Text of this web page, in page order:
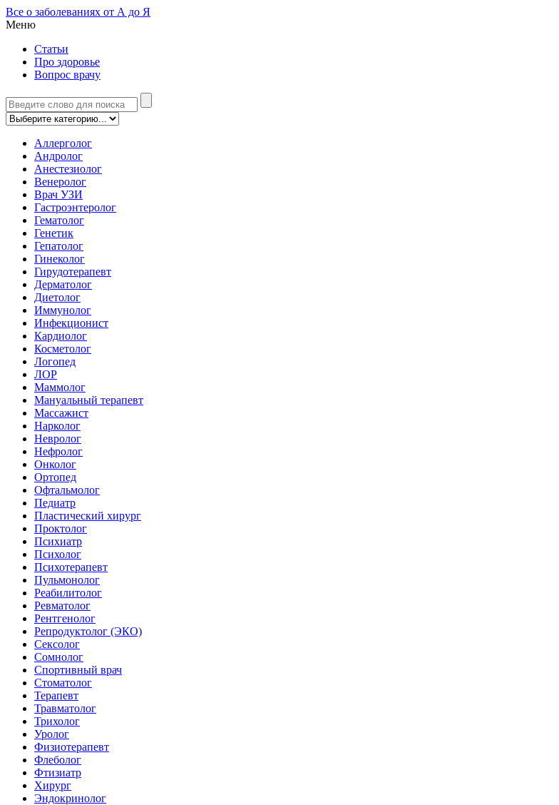
Все о заболеваниях от А до Я
Меню
Статьи
Про здоровье
Вопрос врачу
Аллерголог
Андролог
Анестезиолог
Венеролог
Врач УЗИ
Гастроэнтеролог
Гематолог
Генетик
Гепатолог
Гинеколог
Гирудотерапевт
Дерматолог
Диетолог
Иммунолог
Инфекционист
Кардиолог
Косметолог
Логопед
ЛОР
Маммолог
Мануальный терапевт
Массажист
Нарколог
Невролог
Нефролог
Онколог
Ортопед
Офтальмолог
Педиатр
Пластический хирург
Проктолог
Психиатр
Психолог
Психотерапевт
Пульмонолог
Реабилитолог
Ревматолог
Рентгенолог
Репродуктолог (ЭКО)
Сексолог
Сомнолог
Спортивный врач
Стоматолог
Терапевт
Травматолог
Трихолог
Уролог
Физиотерапевт
Флеболог
Фтизиатр
Хирург
Эндокринолог